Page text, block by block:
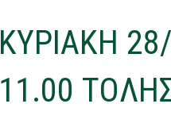
ΚΥΡΙΑΚΗ
11.00